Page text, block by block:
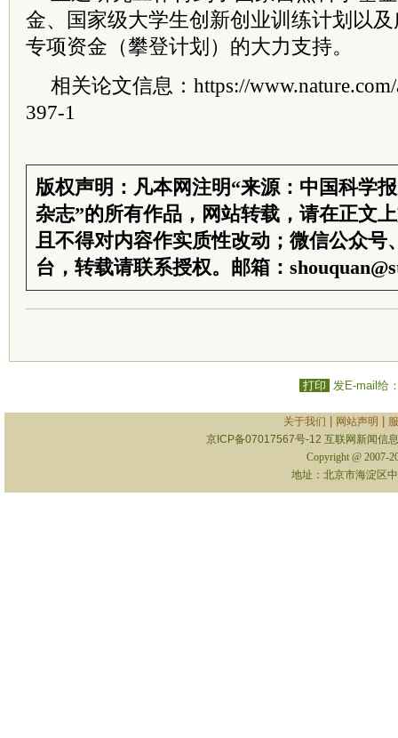
金、国家级大学生创新创业训练计划以
专项资金（攀登计划）的大力支持。
相关论文信息：https://
397-1
版权声明：凡本网注明“来源：中国科学
杂志”的所有作品，网站转载，请在正文
且不得对内容作实质性改动；微信公众号
台，转载请联系授权。邮箱：
打印 发E-mail给
关于我们 网站声明
京ICP备07017567号-12 互联网新闻信
Copyright @ 2007-
地址：北京市海淀区